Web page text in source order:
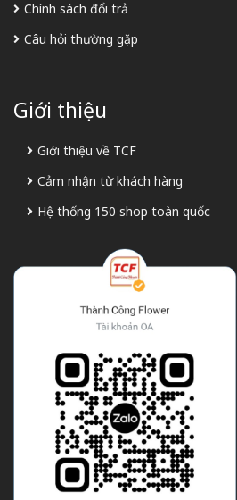
Chính sách đổi trả
Câu hỏi thường gặp
Giới thiệu
Giới thiệu về TCF
Cảm nhận từ khách hàng
Hệ thống 150 shop toàn quốc